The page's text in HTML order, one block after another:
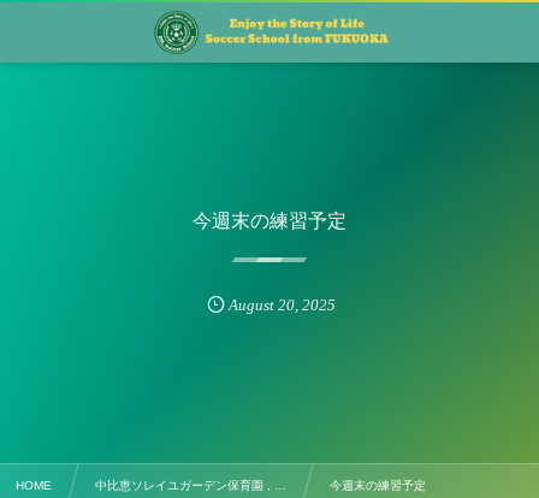
今週末の練習予定
August 20,2025
HOME 中比恵ソレイユガーデン保育園 , … 今週末の練習予定